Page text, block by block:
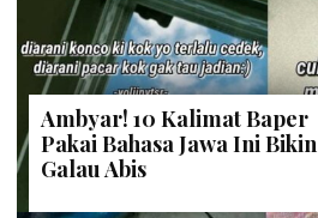
Ambyar! 10 Kalimat Baper
Pakai Bahasa Jawa Ini Bikin
Galau Abis